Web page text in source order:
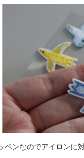
ペンなのでアイロンに